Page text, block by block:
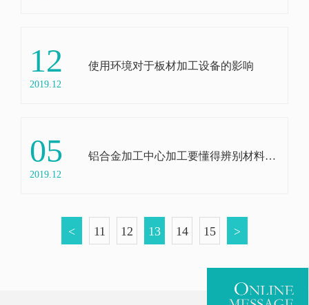
12
2019.12
使用环境对于板材加工设备的影响
05
2019.12
铝合金加工中心加工要懂得辨别材料的好坏
< 11 12 13 14 15 >